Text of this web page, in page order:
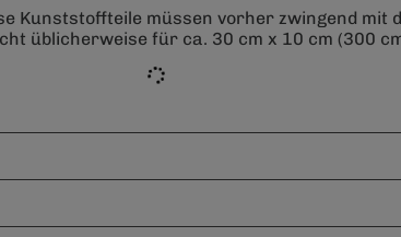
Kunststoffteile müssen vorher zwingend
üblicherweise für ca. 30 cm x 10 cm (300